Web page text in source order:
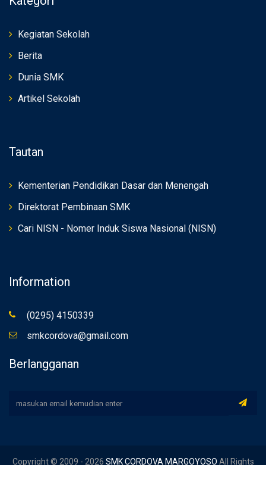
Kegiatan Sekolah
Berita
Dunia SMK
Artikel Sekolah
Tautan
Kementerian Pendidikan Dasar dan Menengah
Direktorat Pembinaan SMK
Cari NISN - Nomer Induk Siswa Nasional (NISN)
Information
(0295) 4150339
smkcordova@gmail.com
Berlangganan
Copyright © 2009 - 2026 SMK CORDOVA MARGOYOSO All Rights